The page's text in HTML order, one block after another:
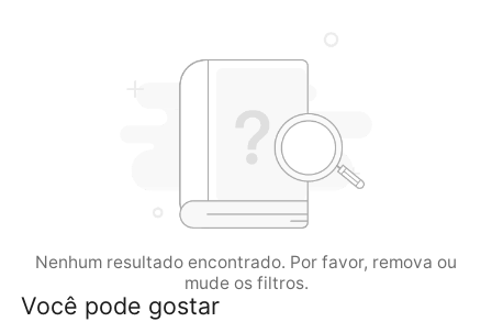
Nenhum resultado encontrado. Por favor, remova ou
mude os filtros.
Você pode gostar